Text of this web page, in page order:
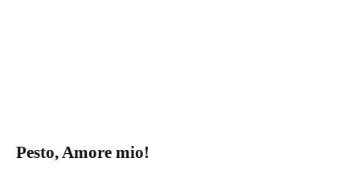
Pesto, Amore mio!